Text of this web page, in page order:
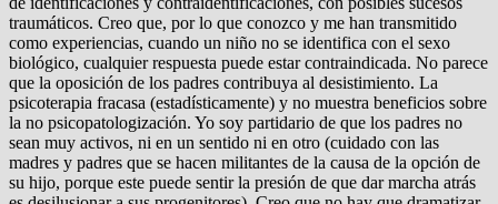
traumáticos. Creo que, por lo que conozco y me han transmitido
como experiencias, cuando un niño no se identifica con el sexo
biológico, cualquier respuesta puede estar contraindicada. No parece
que la oposición de los padres contribuya al desistimiento. La
psicoterapia fracasa (estadísticamente) y no muestra beneficios sobre
la no psicopatologización. Yo soy partidario de que los padres no
sean muy activos, ni en un sentido ni en otro (cuidado con las
madres y padres que se hacen militantes de la causa de la opción de
su hijo, porque este puede sentir la presión de que dar marcha atrás